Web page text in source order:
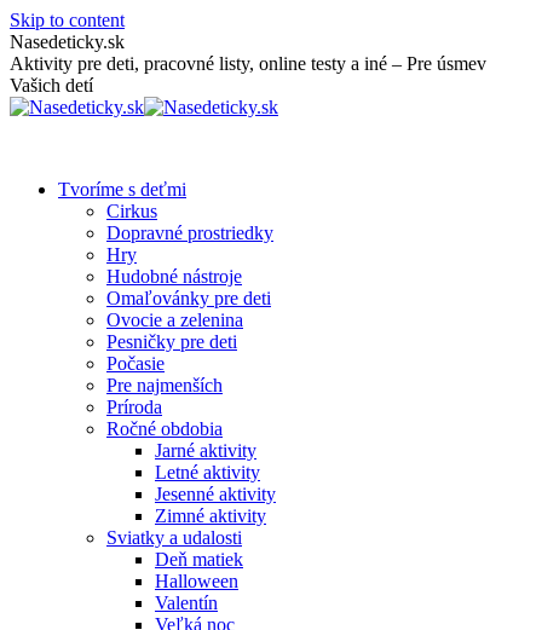
Skip to content
Nasedeticky.sk
Aktivity pre deti, pracovné listy, online testy a iné – Pre úsmev
Vašich detí
Tvoríme s deťmi
Cirkus
Dopravné prostriedky
Hry
Hudobné nástroje
Omaľovánky pre deti
Ovocie a zelenina
Pesničky pre deti
Počasie
Pre najmenších
Príroda
Ročné obdobia
Jarné aktivity
Letné aktivity
Jesenné aktivity
Zimné aktivity
Sviatky a udalosti
Deň matiek
Halloween
Valentín
Veľká noc